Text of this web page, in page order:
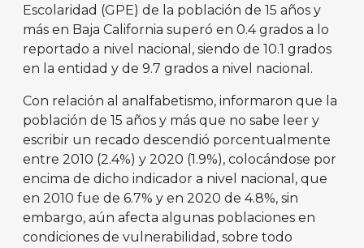
Escolaridad (GPE) de la población de 15 años y
más en Baja California superó en 0.4 grados a lo
reportado a nivel nacional, siendo de 10.1 grados
en la entidad y de 9.7 grados a nivel nacional.
Con relación al analfabetismo, informaron que la
población de 15 años y más que no sabe leer y
escribir un recado descendió porcentualmente
entre 2010 (2.4%) y 2020 (1.9%), colocándose por
encima de dicho indicador a nivel nacional, que
en 2010 fue de 6.7% y en 2020 de 4.8%, sin
embargo, aún afecta algunas poblaciones en
condiciones de vulnerabilidad, sobre todo